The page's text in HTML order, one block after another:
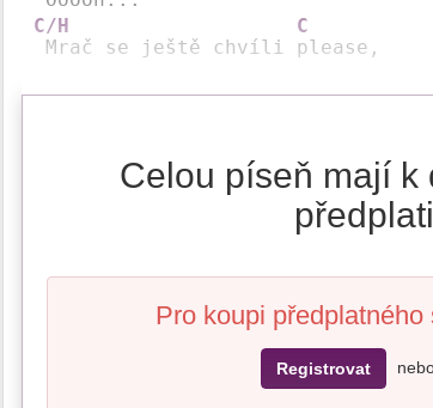
C/H
Mrač se ještě chvíli
C
please,
Celou píseň mají k
Pro koupi
Registrovat